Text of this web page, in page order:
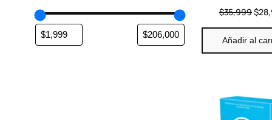
$35,999E
p
r
e
o
$
Añadir al